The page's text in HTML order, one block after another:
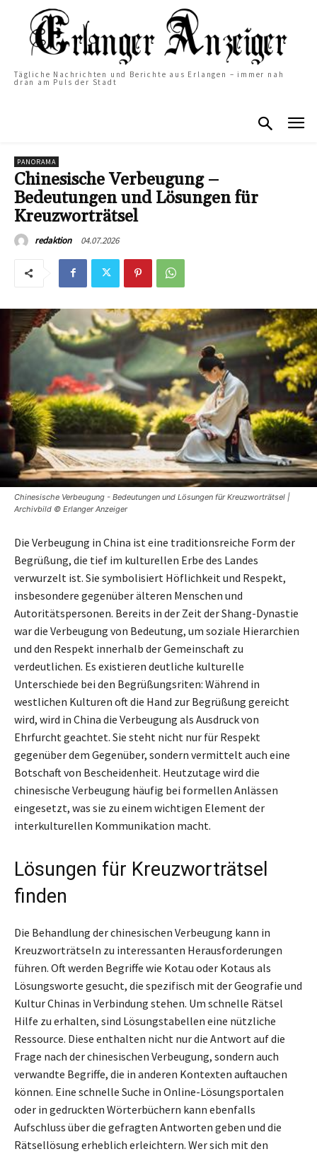
Tägliche Nachrichten und Berichte aus Erlangen – immer nah
dran am Puls der Stadt
PANORAMA
Chinesische Verbeugung –
Bedeutungen und Lösungen für
Kreuzworträtsel
redaktion 04.07.2026
Chinesische Verbeugung - Bedeutungen und Lösungen für Kreuzworträtsel |
Archivbild © Erlanger Anzeiger
Die Verbeugung in China ist eine traditionsreiche Form der
Begrüßung, die tief im kulturellen Erbe des Landes
verwurzelt ist. Sie symbolisiert Höflichkeit und Respekt,
insbesondere gegenüber älteren Menschen und
Autoritätspersonen. Bereits in der Zeit der Shang-Dynastie
war die Verbeugung von Bedeutung, um soziale Hierarchien
und den Respekt innerhalb der Gemeinschaft zu
verdeutlichen. Es existieren deutliche kulturelle
Unterschiede bei den Begrüßungsriten: Während in
westlichen Kulturen oft die Hand zur Begrüßung gereicht
wird, wird in China die Verbeugung als Ausdruck von
Ehrfurcht geachtet. Sie steht nicht nur für Respekt
gegenüber dem Gegenüber, sondern vermittelt auch eine
Botschaft von Bescheidenheit. Heutzutage wird die
chinesische Verbeugung häufig bei formellen Anlässen
eingesetzt, was sie zu einem wichtigen Element der
interkulturellen Kommunikation macht.
Lösungen für Kreuzworträtsel
finden
Die Behandlung der chinesischen Verbeugung kann in
Kreuzworträtseln zu interessanten Herausforderungen
führen. Oft werden Begriffe wie Kotau oder Kotaus als
Lösungsworte gesucht, die spezifisch mit der Geografie und
Kultur Chinas in Verbindung stehen. Um schnelle Rätsel
Hilfe zu erhalten, sind Lösungstabellen eine nützliche
Ressource. Diese enthalten nicht nur die Antwort auf die
Frage nach der chinesischen Verbeugung, sondern auch
verwandte Begriffe, die in anderen Kontexten auftauchen
können. Eine schnelle Suche in Online-Lösungsportalen
oder in gedruckten Wörterbüchern kann ebenfalls
Aufschluss über die gefragten Antworten geben und die
Rätsellösung erheblich erleichtern. Wer sich mit den